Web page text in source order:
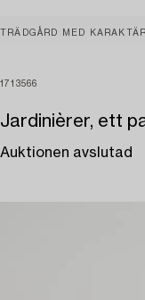
TRÄDGÅRD MED KARAKTÄR
1713566
Jardinièrer, ett
Auktionen avslutad